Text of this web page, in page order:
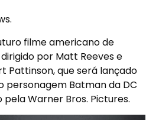
filme americano de
por Matt Reeves e
Pattinson, que será lançado
personagem Batman da DC
Warner Bros. Pictures.